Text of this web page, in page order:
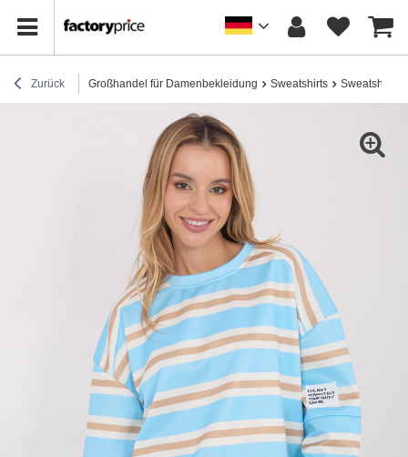
Zurück Großhandel für Damenbekleidung Sweatshirts Sweatshirts